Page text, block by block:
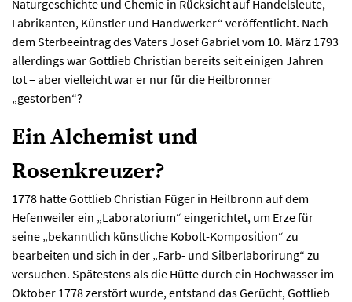
Naturgeschichte und Chemie in Rücksicht auf Handelsleute,
Fabrikanten, Künstler und Handwerker“ veröffentlicht. Nach
dem Sterbeeintrag des Vaters Josef Gabriel vom 10. März 1793
allerdings war Gottlieb Christian bereits seit einigen Jahren
tot – aber vielleicht war er nur für die Heilbronner
„gestorben“?
Ein Alchemist und
Rosenkreuzer?
1778 hatte Gottlieb Christian Füger in Heilbronn auf dem
Hefenweiler ein „Laboratorium“ eingerichtet, um Erze für
seine „bekanntlich künstliche Kobolt-Komposition“ zu
bearbeiten und sich in der „Farb- und Silberlaborirung“ zu
versuchen. Spätestens als die Hütte durch ein Hochwasser im
Oktober 1778 zerstört wurde, entstand das Gerücht, Gottlieb